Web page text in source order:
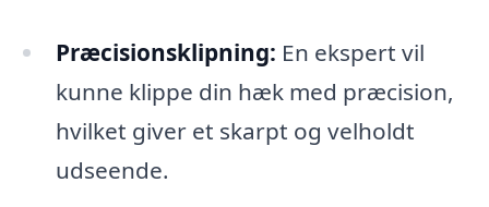
Præcisionsklipning: En ekspert vil
kunne klippe din hæk med præcision,
hvilket giver et skarpt og velholdt
udseende.